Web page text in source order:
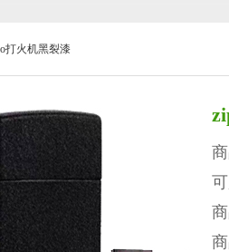
打火机黑裂漆